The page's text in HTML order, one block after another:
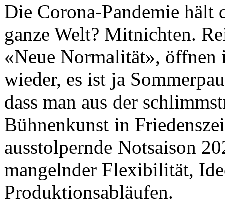
Die Corona-Pandemie
ganze Welt? Mitnichten.
«Neue Normalität», öffnen
wieder, es ist ja
dass man aus der
Bühnenkunst in
ausstolpernde Notsaison
mangelnder Flexibilität,
Produktionsabläufen.